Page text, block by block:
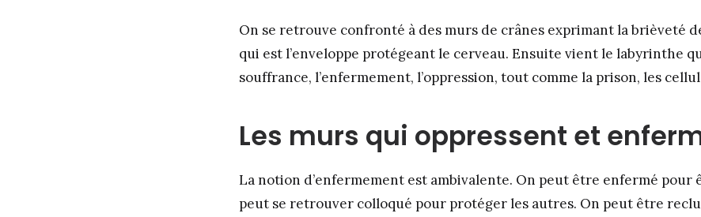
On se retrouve confronté à des murs de crânes exprimant la brièveté
qui est l’enveloppe protégeant le cerveau. Ensuite vient le labyrinthe
souffrance, l’enfermement, l’oppression, tout comme la prison, les
Les murs qui oppressent et
La notion d’enfermement est ambivalente. On peut être enfermé pour
peut se retrouver colloqué pour protéger les autres. On peut être